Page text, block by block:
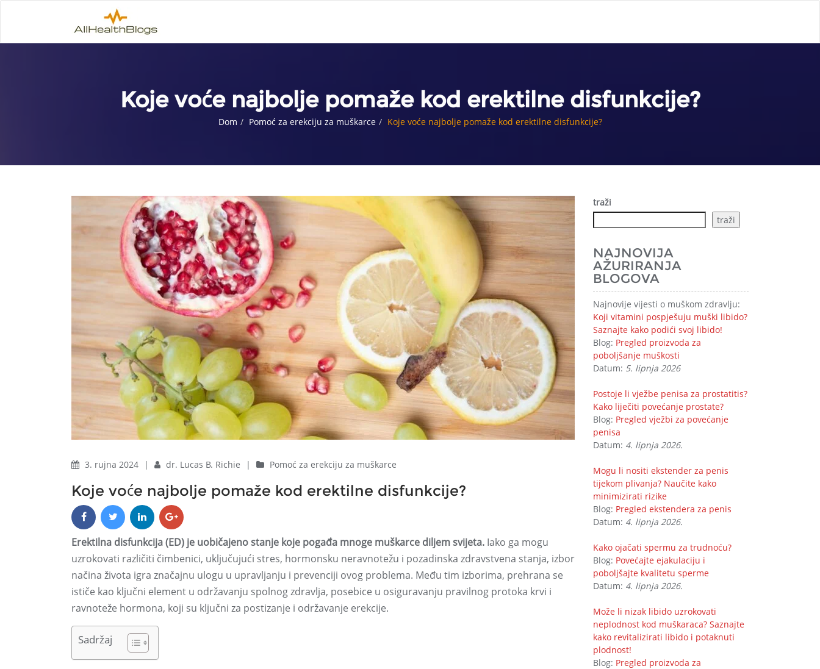
Koje voće najbolje pomaže kod erektilne disfunkcije?
Dom Pomoć za erekciju za muškarce Koje voće najbolje pomaže kod erektilne disfunkcije?
3. rujna 2024 | dr. Lucas B. Richie | Pomoć za erekciju za muškarce
Koje voće najbolje pomaže kod erektilne disfunkcije?
Erektilna disfunkcija (ED) je uobičajeno stanje koje pogađa mnoge muškarce diljem svijeta. Iako ga mogu
uzrokovati različiti čimbenici, uključujući stres, hormonsku neravnotežu i pozadinska zdravstvena stanja, izbor
načina života igra značajnu ulogu u upravljanju i prevenciji ovog problema. Među tim izborima, prehrana se
ističe kao ključni element u održavanju spolnog zdravlja, posebice u osiguravanju pravilnog protoka krvi i
ravnoteže hormona, koji su ključni za postizanje i održavanje erekcije.
Sadržaj
traži
traži
NAJNOVIJA
AŽURIRANJA
BLOGOVA
Najnovije vijesti o muškom zdravlju:
Koji vitamini pospješuju muški libido?
Saznajte kako podići svoj libido!
Blog: Pregled proizvoda za
poboljšanje muškosti
Datum: 5. lipnja 2026
Postoje li vježbe penisa za prostatitis?
Kako liječiti povećanje prostate?
Blog: Pregled vježbi za povećanje
penisa
Datum: 4. lipnja 2026.
Mogu li nositi ekstender za penis
tijekom plivanja? Naučite kako
minimizirati rizike
Blog: Pregled ekstendera za penis
Datum: 4. lipnja 2026.
Kako ojačati spermu za trudnoću?
Blog: Povećajte ejakulaciju i
poboljšajte kvalitetu sperme
Datum: 4. lipnja 2026.
Može li nizak libido uzrokovati
neplodnost kod muškaraca? Saznajte
kako revitalizirati libido i potaknuti
plodnost!
Blog: Pregled proizvoda za